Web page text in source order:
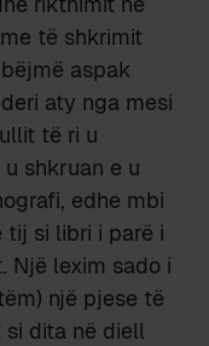
të shkrimit
aspak
aty nga mesi
të ri u
shkruan e u
edhe mbi
tij si libri i parë i
Një lexim sado i
një pjese të
dita në diell